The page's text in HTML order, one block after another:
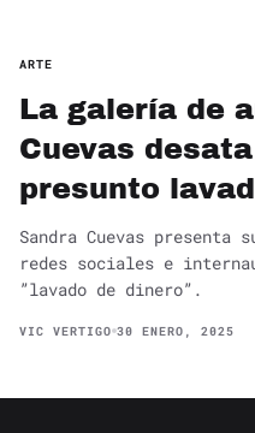
ARTE
La galería de
Cuevas
presunto
Sandra Cuevas
redes sociales e
”lavado de dinero”.
VIC VERTIGO 30 ENERO, 2025